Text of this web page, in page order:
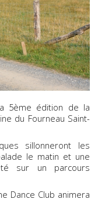
5ème édition de la
du Fourneau Saint-
sillonneront les
le matin et une
sur un parcours
Dance Club animera